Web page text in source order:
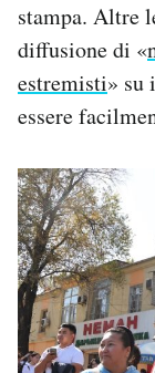
stampa. Altre
diffusione di «
estremisti» su
essere